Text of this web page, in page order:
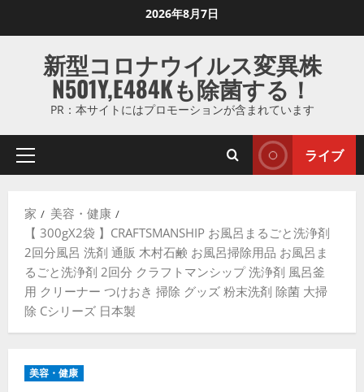
ス
ッ
2026年8月7日
新型コロナウイルス変異株
N501Y,E484Kも除菌する！
PR：本サイトにはプロモーションが含まれています
プ
マ
リ
メ
ニ
ュ
ー
ライブ
家
美容・健康
【 300gX2袋 】CRAFTSMANSHIP お風呂まるごと洗浄剤
2回分風呂 洗剤 通販 木村石鹸 お風呂掃除用品 お風呂ま
るごと洗浄剤 2回分 クラフトマンシップ 洗浄剤 風呂釜
用 クリーナー つけおき 掃除 グッズ 粉末洗剤 除菌 大掃
除 Cシリーズ 日本製
美容・健康